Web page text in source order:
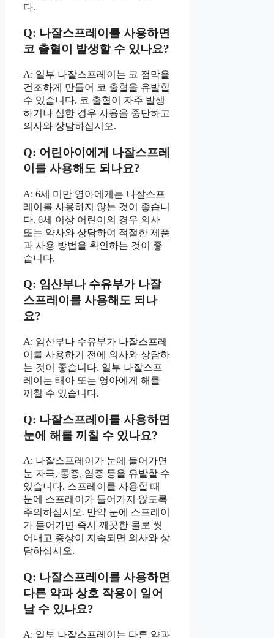
다.
Q: 나잘스프레이를 사용하면
코 출혈이 발생할 수 있나요?
A: 일부 나잘스프레이는 코 점막을
건조하게 만들어 코 출혈을 유발할
수 있습니다. 코 출혈이 자주 발생
하거나 심한 경우 사용을 중단하고
의사와 상담하십시오.
Q: 어린아이에게 나잘스프레
이를 사용해도 되나요?
A: 6세 미만 영아에게는 나잘스프
레이를 사용하지 않는 것이 좋습니
다. 6세 이상 어린이의 경우 의사
또는 약사와 상담하여 적절한 제품
과 사용 방법을 확인하는 것이 좋
습니다.
Q: 임산부나 수유부가 나잘
스프레이를 사용해도 되나
요?
A: 임산부나 수유부가 나잘스프레
이를 사용하기 전에 의사와 상담하
는 것이 좋습니다. 일부 나잘스프
레이는 태아 또는 영아에게 해를
끼칠 수 있습니다.
Q: 나잘스프레이를 사용하면
눈에 해를 끼칠 수 있나요?
A: 나잘스프레이가 눈에 들어가면
눈 자극, 통증, 염증 등을 유발할 수
있습니다. 스프레이를 사용할 때
눈에 스프레이가 들어가지 않도록
주의하십시오. 만약 눈에 스프레이
가 들어가면 즉시 깨끗한 물로 씻
어내고 증상이 지속되면 의사와 상
담하십시오.
Q: 나잘스프레이를 사용하면
다른 약과 상호 작용이 일어
날 수 있나요?
A: 일부 나잘스프레이는 다른 약과